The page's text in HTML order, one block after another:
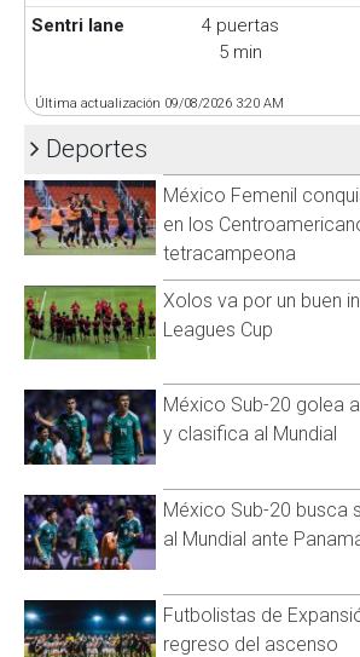
Sentri lane
4 puertas
5 min
Última actualización 09/08/2026 3:20 AM
Deportes
México Femenil
en los
tetracampeona
Xolos va por un buen
Leagues Cup
México Sub-20 golea
y clasifica al Mundial
México Sub-20 busca
al Mundial ante
Futbolistas de
regreso del ascenso